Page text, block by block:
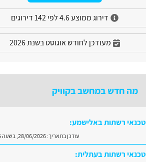
דירוג ממוצע 4.6 לפי 142 דירוגים
מעודכן לחודש אוגוסט בשנת 2026
מה חדש במחשב בקוויק
טכנאי רשתות באלישמע:
עודכן בתאריך:28/06/2026, בשעה 11:25
טכנאי רשתות בעתלית: